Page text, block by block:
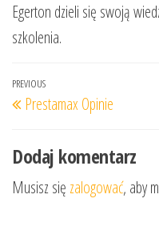
Egerton dzieli się swoją
szkolenia.
Nawigacja
wpisu
Previous
Post
PREVIOUS
Prestamax Opinie
Dodaj komentarz
Musisz się zalogować, aby